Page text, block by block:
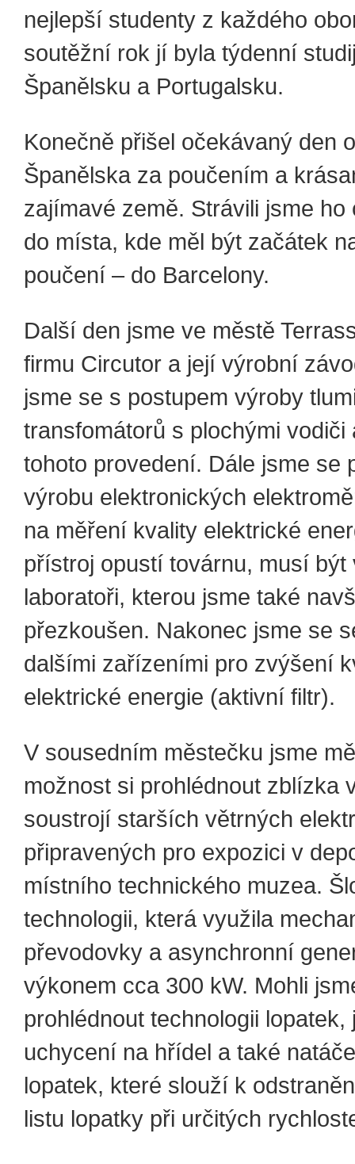
nejlepší studenty z každého
soutěžní rok jí byla týdenní
Španělsku a Portugalsku.
Konečně přišel očekávaný den
Španělska za poučením a
zajímavé země. Strávili jsme ho
do místa, kde měl být začátek
poučení – do Barcelony.
Další den jsme ve městě
firmu Circutor a její výrobní
jsme se s postupem výroby
transfomátorů s plochými vodiči
tohoto provedení. Dále jsme se
výrobu elektronických
na měření kvality elektrické
přístroj opustí továrnu, musí být
laboratoři, kterou jsme také
přezkoušen. Nakonec jsme se
dalšími zařízeními pro zvýšení
elektrické energie (aktivní filtr).
V sousedním městečku jsme
možnost si prohlédnout zblízka
soustrojí starších větrných
připravených pro expozici v
místního technického muzea.
technologii, která využila
převodovky a asynchronní
výkonem cca 300 kW. Mohli
prohlédnout technologii lopatek,
uchycení na hřídel a také
lopatek, které slouží k
listu lopatky při určitých